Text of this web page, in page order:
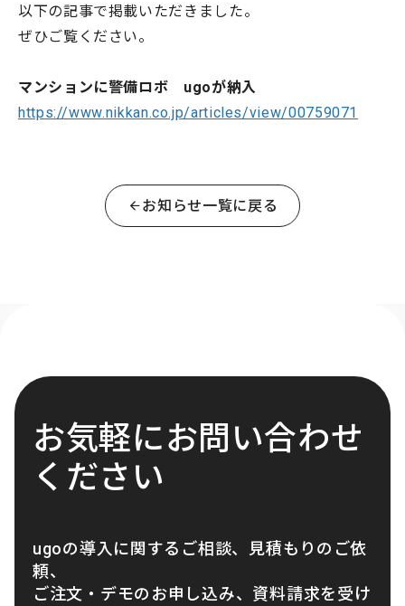
以下の記事で掲載いただきました。
ぜひご覧ください。
マンションに警備ロボ ugoが納入
https://www.nikkan.co.jp/articles/view/00759071
お知らせ一覧に戻る
お気軽にお問い合わせ
ください
ugoの導入に関するご相談、見積もりのご依
頼、
ご注文・デモのお申し込み、資料請求を受け